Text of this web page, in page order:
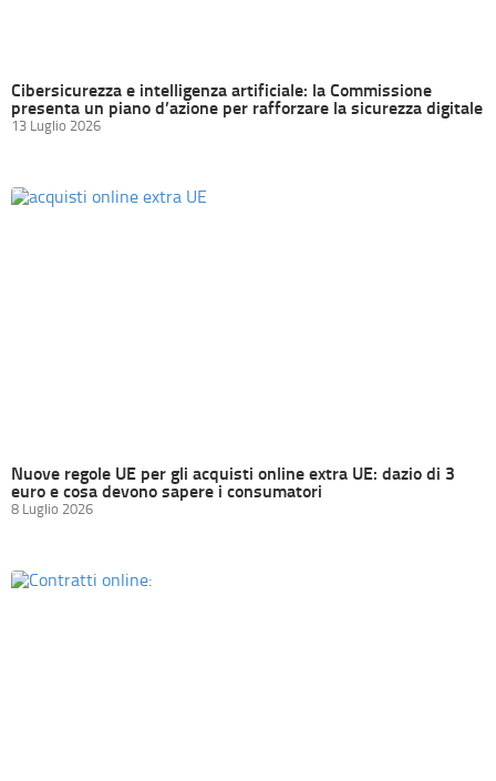
Cibersicurezza e intelligenza artificiale: la Commissione
presenta un piano d’azione per rafforzare la sicurezza digitale
13 Luglio 2026
Nuove regole UE per gli acquisti online extra UE: dazio di 3
euro e cosa devono sapere i consumatori
8 Luglio 2026